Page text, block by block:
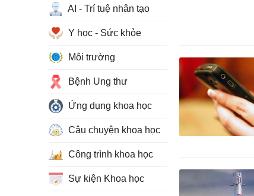
AI - Trí tuệ nhân tạo
Y học - Sức khỏe
Môi trường
Bệnh Ung thư
Ứng dụng khoa học
Câu chuyện khoa học
Công trình khoa học
Sự kiện Khoa học